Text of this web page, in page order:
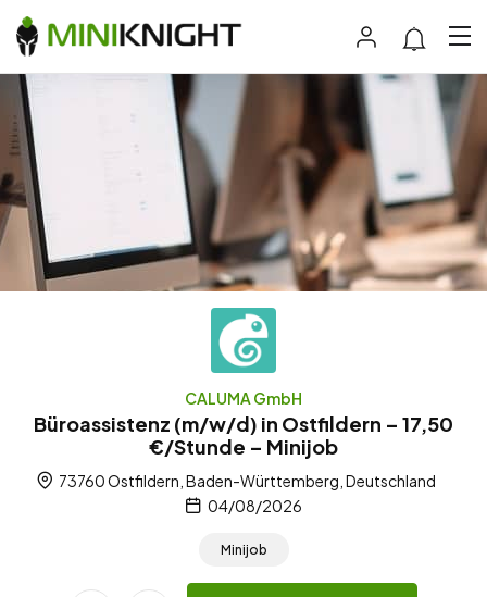
CALUMA GmbH
Büroassistenz (m/w/d) in Ostfildern – 17,50
€/Stunde – Minijob
73760 Ostfildern, Baden-Württemberg, Deutschland
04/08/2026
Minijob